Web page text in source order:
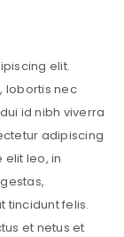
elit.
lobortis nec
id nibh viverra
adipiscing
elit leo, in
tincidunt felis.
et netus et